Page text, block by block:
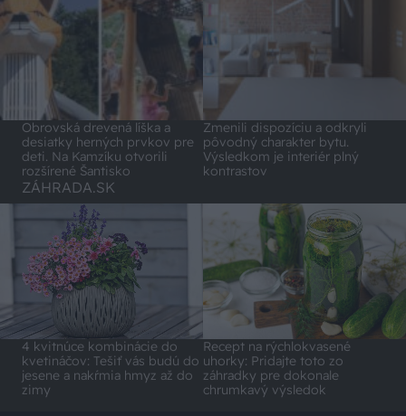
Obrovská drevená líška a
desiatky herných prvkov pre
deti. Na Kamzíku otvorili
rozšírené Šantisko
Zmenili dispozíciu a odkryli
pôvodný charakter bytu.
Výsledkom je interiér plný
kontrastov
ZÁHRADA.SK
4 kvitnúce kombinácie do
kvetináčov: Tešiť vás budú do
jesene a nakŕmia hmyz až do
zimy
Recept na rýchlokvasené
uhorky: Pridajte toto zo
záhradky pre dokonale
chrumkavý výsledok